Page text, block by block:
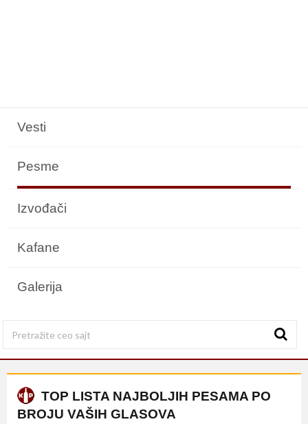
Vesti
Pesme
Izvođači
Kafane
Galerija
TOP LISTA NAJBOLJIH PESAMA PO
BROJU VAŠIH GLASOVA